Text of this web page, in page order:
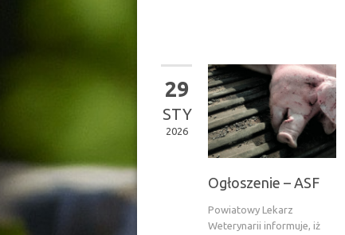
29
STY
2026
Ogłoszenie – ASF
Powiatowy Lekarz
Weterynarii informuje, iż